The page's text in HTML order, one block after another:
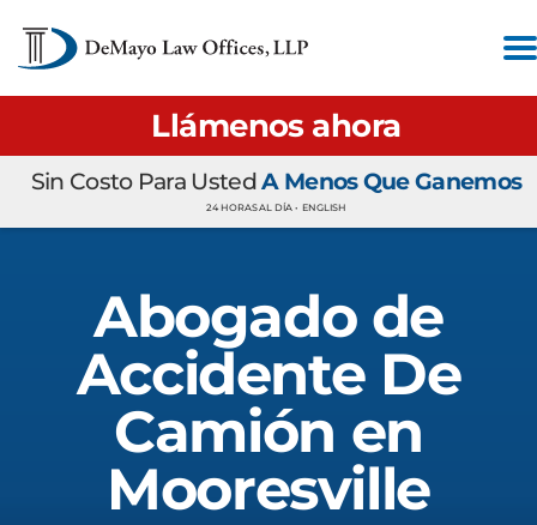
Llámenos ahora
Sin Costo Para UstedA Menos Que Ganemos
24 HORAS AL DÍA • ENGLISH
Abogado de
Accidente De
Camión en
Mooresville